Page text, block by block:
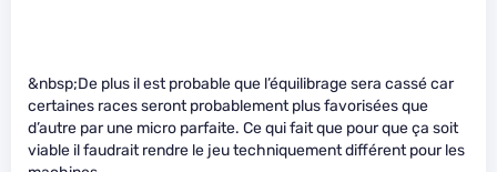
&nbsp;De plus il est probable que l’équilibrage sera cassé car
certaines races seront probablement plus favorisées que
d’autre par une micro parfaite. Ce qui fait que pour que ça soit
viable il faudrait rendre le jeu techniquement différent pour les